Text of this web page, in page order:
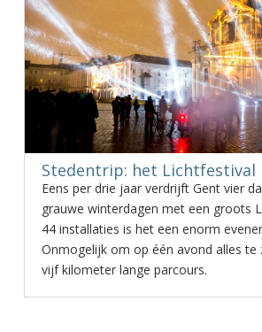
Stedentrip: het Lichtfestival
Eens per drie jaar verdrijft Gent vier
grauwe winterdagen met een groots
44 installaties is het een enorm
Onmogelijk om op één avond alles te
vijf kilometer lange parcours.